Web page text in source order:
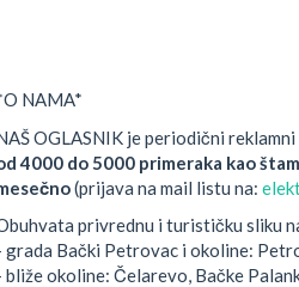
NAMA*
OGLASNIK je periodični
4000 do 5000 primeraka kao
(prijava na mail listu na:
privrednu i turističku sliku
grada Bački Petrovac i okoline:
bliže okoline: Čelarevo, Bačke